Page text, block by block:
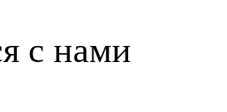
с нами